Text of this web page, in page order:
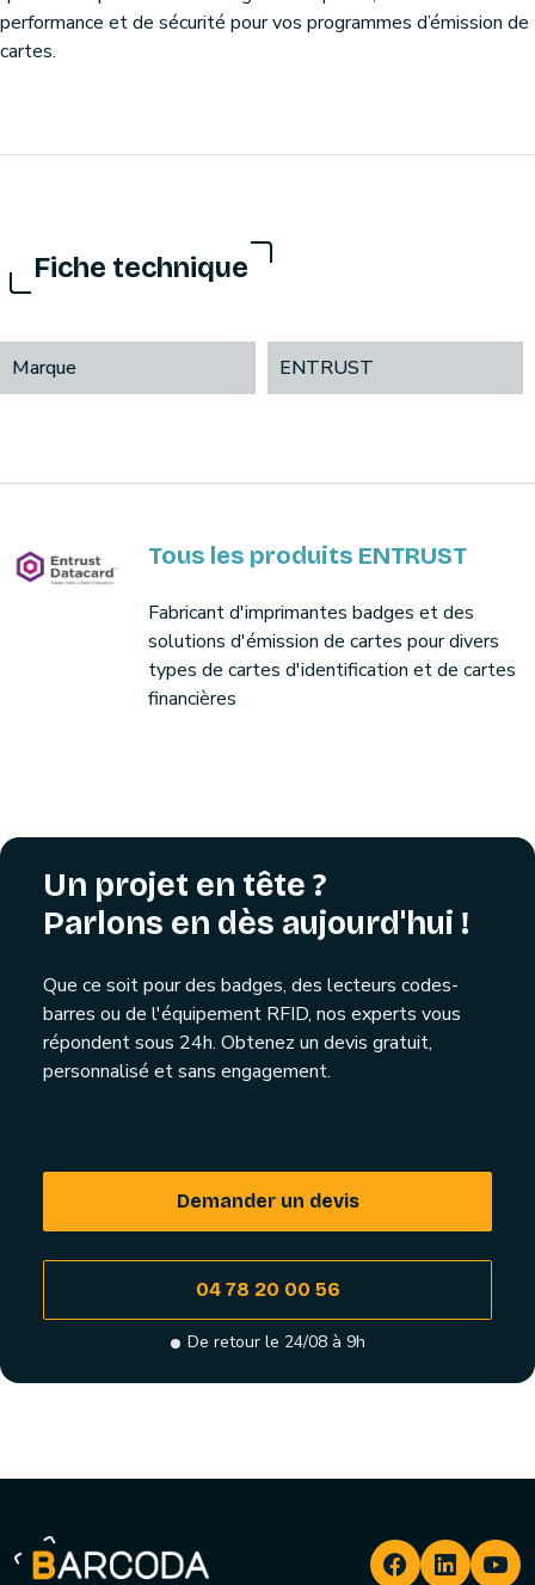
performance et de sécurité pour vos programmes d’émission de
cartes.
Fiche technique
Marque ENTRUST
Tous les produits ENTRUST
Fabricant d'imprimantes badges et des
solutions d'émission de cartes pour divers
types de cartes d'identification et de cartes
financières
Un projet en tête ?
Parlons en dès aujourd'hui !
Que ce soit pour des badges, des lecteurs codes-
barres ou de l'équipement RFID, nos experts vous
répondent sous 24h. Obtenez un devis gratuit,
personnalisé et sans engagement.
Demander un devis
04 78 20 00 56
De retour le 24/08 à 9h